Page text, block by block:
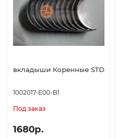
вкладыши Коренные STD
1002017-E00-B1
Под заказ
1680р.